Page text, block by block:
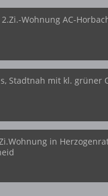
2.Zi.-Wohnung AC-
Stadtnah mit kl. grüner
in